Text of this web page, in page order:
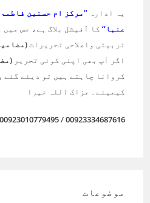
یہ ادارہ’’مرکز ام حسنین
عنہا‘‘ کا آفیشل بلاگ ہے، جس
تربیتی واصلاحی تحریرات
اگر آپ بھی اپنی کوئی تحریر
کروانا چاہتے ہیں تو دیئے گئے
کیجیئے۔ جزاک اللہ خیرا
00923334687616
/
00923010779495
موضوعات